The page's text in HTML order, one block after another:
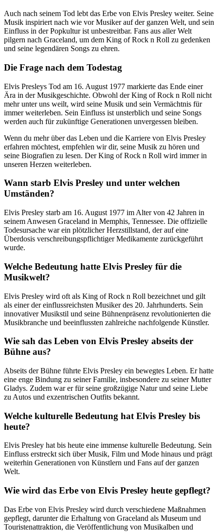
Auch nach seinem Tod lebt das Erbe von Elvis Presley weiter. Seine
Musik inspiriert nach wie vor Musiker auf der ganzen Welt, und sein
Einfluss in der Popkultur ist unbestreitbar. Fans aus aller Welt
pilgern nach Graceland, um dem King of Rock n Roll zu gedenken
und seine legendären Songs zu ehren.
Die Frage nach dem Todestag
Elvis Presleys Tod am 16. August 1977 markierte das Ende einer
Ära in der Musikgeschichte. Obwohl der King of Rock n Roll nicht
mehr unter uns weilt, wird seine Musik und sein Vermächtnis für
immer weiterleben. Sein Einfluss ist unsterblich und seine Songs
werden auch für zukünftige Generationen unvergessen bleiben.
Wenn du mehr über das Leben und die Karriere von Elvis Presley
erfahren möchtest, empfehlen wir dir, seine Musik zu hören und
seine Biografien zu lesen. Der King of Rock n Roll wird immer in
unseren Herzen weiterleben.
Wann starb Elvis Presley und unter welchen
Umständen?
Elvis Presley starb am 16. August 1977 im Alter von 42 Jahren in
seinem Anwesen Graceland in Memphis, Tennessee. Die offizielle
Todesursache war ein plötzlicher Herzstillstand, der auf eine
Überdosis verschreibungspflichtiger Medikamente zurückgeführt
wurde.
Welche Bedeutung hatte Elvis Presley für die
Musikwelt?
Elvis Presley wird oft als King of Rock n Roll bezeichnet und gilt
als einer der einflussreichsten Musiker des 20. Jahrhunderts. Sein
innovativer Musikstil und seine Bühnenpräsenz revolutionierten die
Musikbranche und beeinflussten zahlreiche nachfolgende Künstler.
Wie sah das Leben von Elvis Presley abseits der
Bühne aus?
Abseits der Bühne führte Elvis Presley ein bewegtes Leben. Er hatte
eine enge Bindung zu seiner Familie, insbesondere zu seiner Mutter
Gladys. Zudem war er für seine großzügige Natur und seine Liebe
zu Autos und exzentrischen Outfits bekannt.
Welche kulturelle Bedeutung hat Elvis Presley bis
heute?
Elvis Presley hat bis heute eine immense kulturelle Bedeutung. Sein
Einfluss erstreckt sich über Musik, Film und Mode hinaus und prägt
weiterhin Generationen von Künstlern und Fans auf der ganzen
Welt.
Wie wird das Erbe von Elvis Presley heute gepflegt?
Das Erbe von Elvis Presley wird durch verschiedene Maßnahmen
gepflegt, darunter die Erhaltung von Graceland als Museum und
Touristenattraktion, die Veröffentlichung von Musikalben und